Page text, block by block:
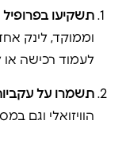
תשקיעו
וממוקד, לינק
לעמוד רכישה או
תשמרו על
הוויזואלי וגם